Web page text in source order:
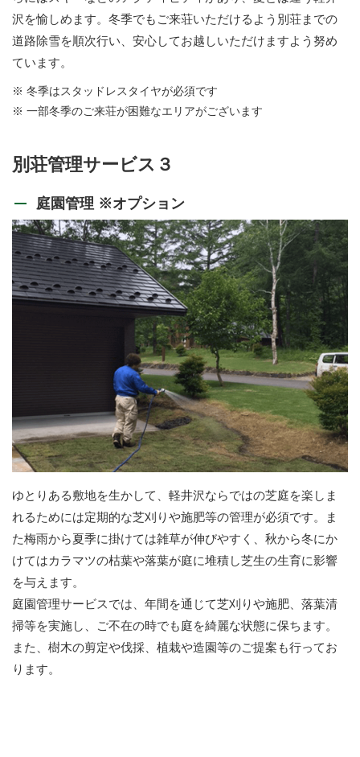
沢を愉しめます。冬季でもご来荘いただけるよう別荘までの
道路除雪を順次行い、安心してお越しいただけますよう努め
ています。
※ 冬季はスタッドレスタイヤが必須です
※ 一部冬季のご来荘が困難なエリアがございます
別荘管理サービス３
庭園管理 ※オプション
ゆとりある敷地を生かして、軽井沢ならではの芝庭を楽しま
れるためには定期的な芝刈りや施肥等の管理が必須です。ま
た梅雨から夏季に掛けては雑草が伸びやすく、秋から冬にか
けてはカラマツの枯葉や落葉が庭に堆積し芝生の生育に影響
を与えます。
庭園管理サービスでは、年間を通じて芝刈りや施肥、落葉清
掃等を実施し、ご不在の時でも庭を綺麗な状態に保ちます。
また、樹木の剪定や伐採、植栽や造園等のご提案も行ってお
ります。